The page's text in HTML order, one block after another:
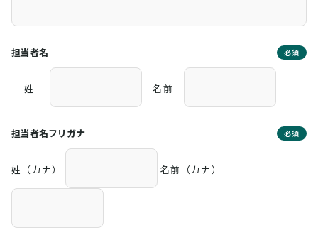
担当者名 必須
姓 名前
担当者名フリガナ 必須
姓（カナ） 名前（カナ）